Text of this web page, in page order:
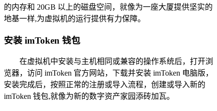
的内存和 20GB 以上的磁盘空间，就像为一座大厦提供坚实的
地基一样,为虚拟机的运行提供有力保障。
安装 imToken 钱包
在虚拟机中安装与主机相同或兼容的操作系统后，打开浏
览器，访问 imToken 官方网站，下载并安装 imToken 电脑版，
安装完成后，按照正常的注册或导入流程，创建或导入新的
imToken 钱包,就像为新的数字资产家园添砖加瓦。